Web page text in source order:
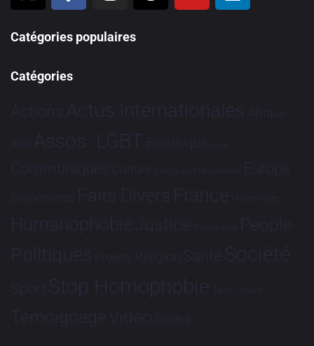
Catégories populaires
Catégories
Actions Actus Internationales Afrique
Asie Assos. LGBT Bioéthique Brève
Communiqués Culture Dialogues France-Brésil Europe
Evénements Faits Divers France Hommage
HumanophobieJustice Partenariat People
Politiques Projets Religion Santé Société
Sport Stop Homophobie Tech Tribune
TémoignageVidéo Études